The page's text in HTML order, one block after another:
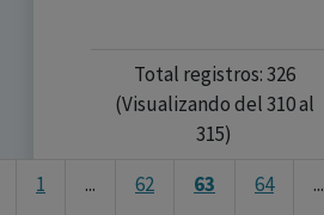
Total registros: 326
(Visualizando del 310 al
315)
1
... 62 63 64 ...